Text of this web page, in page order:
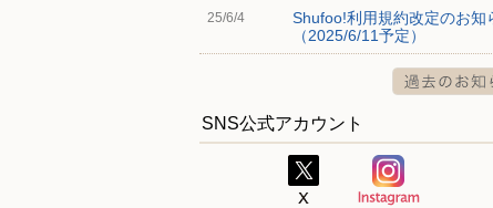
25/6/4
Shufoo!利用規約改定のお知
（2025/6/11予定）
SNS公式アカウント